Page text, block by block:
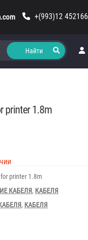
+(993)12 452166
printer 1.8m
for printer 1.8m
КАБЕЛЯ, КАБЕЛЯ
, КАБЕЛЯ